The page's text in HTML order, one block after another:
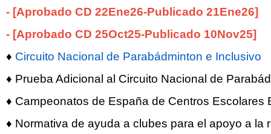
- [Aprobado CD 22Ene26-Publicado 21Ene26]
- [Aprobado CD 25Oct25-Publicado 10Nov25]
♦ Circuito Nacional de Parabádminton e Inclusivo
♦ Prueba Adicional al Circuito Nacional de
♦ Campeonatos de España de Centros Escolares
♦ Normativa de ayuda a clubes para el apoyo a la